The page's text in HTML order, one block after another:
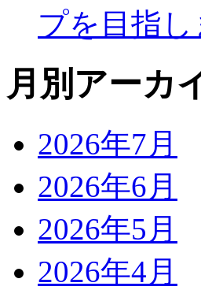
プを目指
月別アーカ
2026年7月
2026年6月
2026年5月
2026年4月